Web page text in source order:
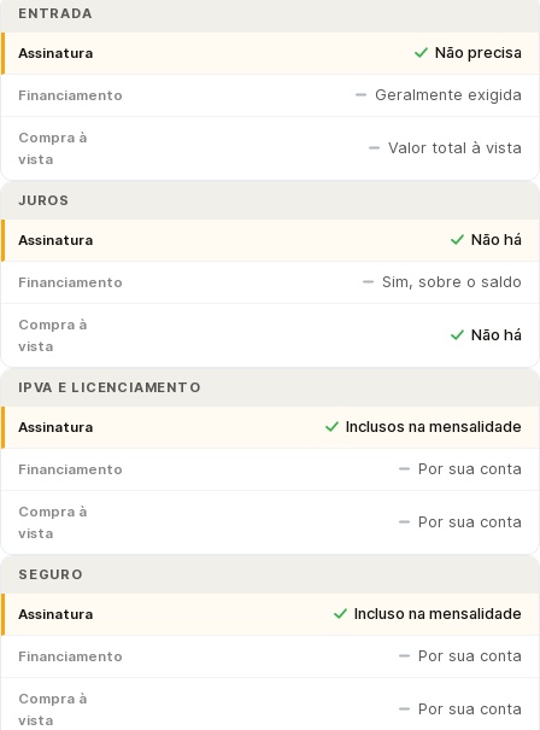
ENTRADA
Assinatura Não precisa
Financiamento Geralmente exigida
Compra à
vista
Valor total à vista
JUROS
Assinatura Não há
Financiamento Sim, sobre o saldo
Compra à
vista
Não há
IPVA E LICENCIAMENTO
Assinatura Inclusos na mensalidade
Financiamento Por sua conta
Compra à
vista
Por sua conta
SEGURO
Assinatura Incluso na mensalidade
Financiamento Por sua conta
Compra à
vista
Por sua conta